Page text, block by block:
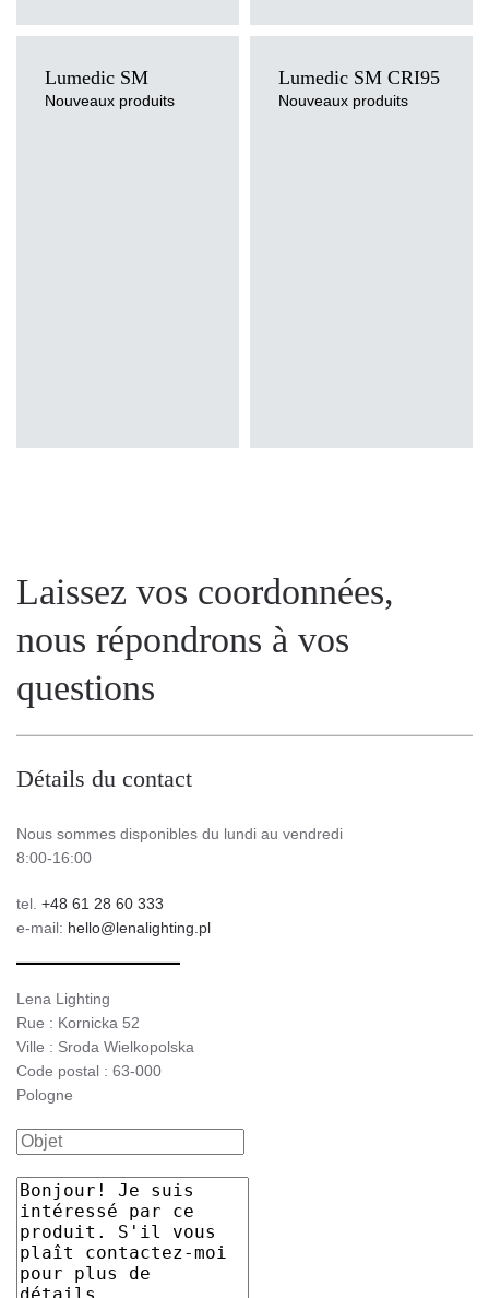
Lumedic SM
Nouveaux produits
Lumedic SM CRI95
Nouveaux produits
Laissez vos coordonnées,
nous répondrons à vos
questions
Détails du contact
Nous sommes disponibles du lundi au vendredi
8:00-16:00
tel. +48 61 28 60 333
e-mail: hello@lenalighting.pl
Lena Lighting
Rue : Kornicka 52
Ville : Sroda Wielkopolska
Code postal : 63-000
Pologne